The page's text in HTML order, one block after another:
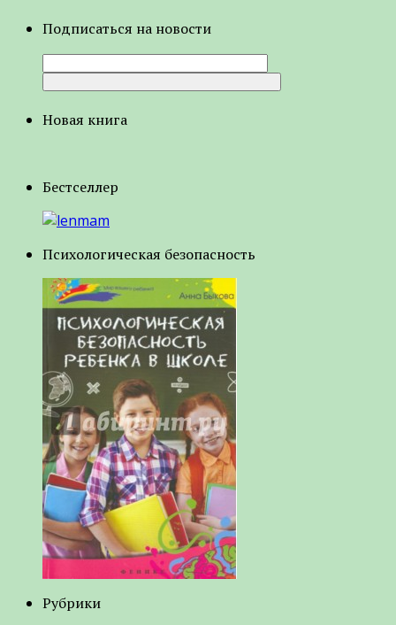
Подписаться на новости
Новая книга
Бестселлер
Психологическая безопасность
Рубрики